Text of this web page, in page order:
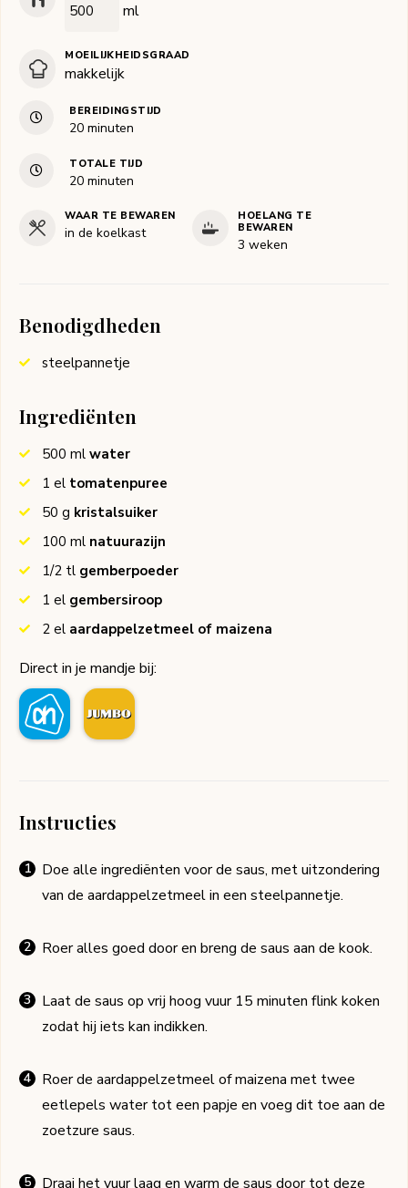
ml
MOEILIJKHEIDSGRAAD
makkelijk
BEREIDINGSTIJD
20minuten
minuten
TOTALE TIJD
20minuten
minuten
WAAR TE BEWAREN
in de koelkast
HOELANG TE
BEWAREN
3 weken
Benodigdheden
steelpannetje
Ingrediënten
500 ml water
1 el tomatenpuree
50 g kristalsuiker
100 ml natuurazijn
1/2 tl gemberpoeder
1 el gembersiroop
2 el aardappelzetmeel of maizena
Direct in je mandje bij:
Instructies
Doe alle ingrediënten voor de saus, met uitzondering
van de aardappelzetmeel in een steelpannetje.
Roer alles goed door en breng de saus aan de kook.
Laat de saus op vrij hoog vuur 15 minuten flink koken
zodat hij iets kan indikken.
Roer de aardappelzetmeel of maizena met twee
eetlepels water tot een papje en voeg dit toe aan de
zoetzure saus.
Draai het vuur laag en warm de saus door tot deze